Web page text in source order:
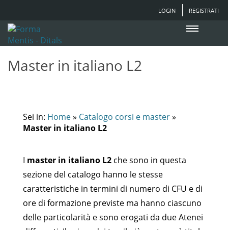
LOGIN REGISTRATI
Master in italiano L2
Sei in: Home» Catalogo corsi e master»
Master in italiano L2
I master in italiano L2 che sono in questa
sezione del catalogo hanno le stesse
caratteristiche in termini di numero di CFU e di
ore di formazione previste ma hanno ciascuno
delle particolarità e sono erogati da due Atenei